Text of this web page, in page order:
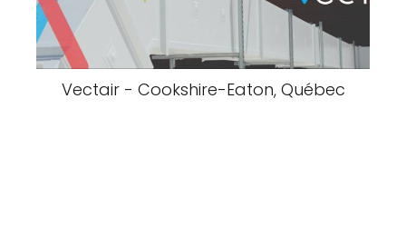
Vectair - Cookshire-Eaton, Québec